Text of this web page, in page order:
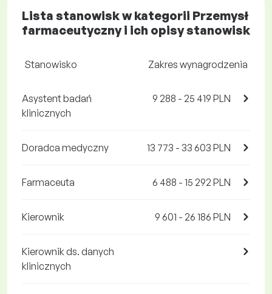
Lista stanowisk w kategorii Przemysł
farmaceutyczny i ich opisy stanowisk
Stanowisko Zakres wynagrodzenia
Asystent badań
klinicznych
9 288 - 25 419 PLN
Doradca medyczny 13 773 - 33 603 PLN
Farmaceuta 6 488 - 15 292 PLN
Kierownik 9 601 - 26 186 PLN
Kierownik ds. danych
klinicznych